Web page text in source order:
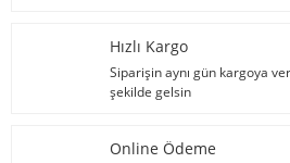
Hızlı Kargo
Siparişin aynı gün kargoya
şekilde gelsin
Online Ödeme